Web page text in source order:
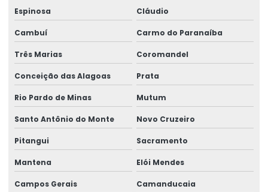
Reforma de talha elétrica em sc
Representação swf krantechnik brasil
Retrofit de pontes rolantes
Sensor anti colisão ponte rolante
Serviço De Manutenção Preventiva
Serviço De Montagem De Elevadores De Carga
Serviço De Reforma De Pontes Rolantes
Serviços Especializados Em Reforma De Pontes Rolantes
Espinosa Cláudio
Cambuí Carmo do Paranaíba
Três Marias Coromandel
Conceição das Alagoas Prata
Rio Pardo de Minas Mutum
Santo Antônio do Monte Novo Cruzeiro
Pitangui Sacramento
Mantena Elói Mendes
Campos Gerais Camanducaia